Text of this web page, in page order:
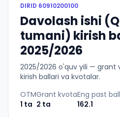
DIRID 60910200100
Davolash ishi
tumani) kirish
2025/2026
2025/2026 o'quv yili — grant
kirish ballari va kvotalar.
OTM
1 ta
Grant kvota
2 ta
Eng past ball
162.1